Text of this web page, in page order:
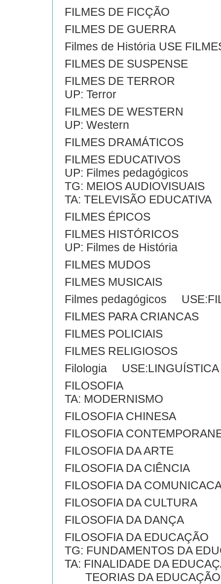
FILMES DE FICÇÃO
FILMES DE GUERRA
Filmes de História USE
FILMES DE SUSPENSE
FILMES DE TERROR
UP: Terror
FILMES DE WESTERN
UP: Western
FILMES DRAMÁTICOS
FILMES EDUCATIVOS
UP: Filmes pedagógicos
TG: MEIOS AUDIOVISUAIS
TA: TELEVISÃO EDUCATIVA
FILMES ÉPICOS
FILMES HISTÓRICOS
UP: Filmes de História
FILMES MUDOS
FILMES MUSICAIS
Filmes pedagógicos
FILMES PARA CRIANCAS
FILMES POLICIAIS
FILMES RELIGIOSOS
Filologia USE:LINGUÍSTICA
FILOSOFIA
TA: MODERNISMO
FILOSOFIA CHINESA
FILOSOFIA
FILOSOFIA DA ARTE
FILOSOFIA DA CIÊNCIA
FILOSOFIA DA
FILOSOFIA DA CULTURA
FILOSOFIA DA DANÇA
FILOSOFIA DA EDUCAÇÃO
TG: FUNDAMENTOS DA
TA: FINALIDADE DA
TEORIAS DA EDUCAÇÃO